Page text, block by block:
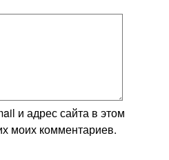
и адрес сайта в этом
моих комментариев.